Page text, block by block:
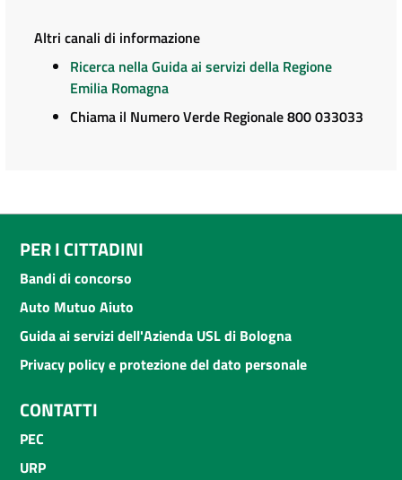
Altri canali di informazione
Ricerca nella Guida ai servizi della Regione
Emilia Romagna
Chiama il Numero Verde Regionale 800 033033
PER I CITTADINI
Bandi di concorso
Auto Mutuo Aiuto
Guida ai servizi dell'Azienda USL di Bologna
Privacy policy e protezione del dato personale
CONTATTI
PEC
URP